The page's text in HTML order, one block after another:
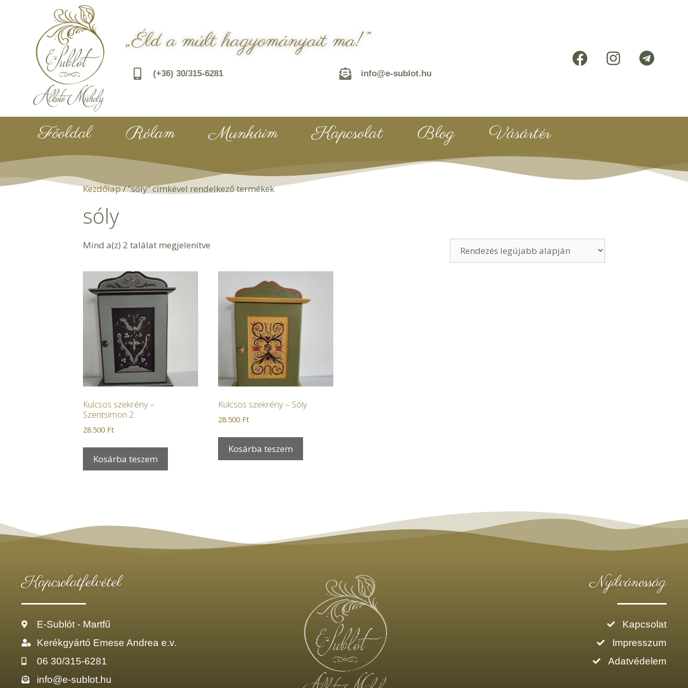
„Éld a múlt hagyományait ma!”
(+36) 30/315-6281 info@e-sublot.hu
Főoldal Rólam Munkáim Kapcsolat Blog Vásártér
Kezdőlap/ “sóly” címkével rendelkező termékek
sóly
Mind a(z) 2 találat megjelenítve
Kulcsos szekrény –
Szentsimon 2.
28.500 Ft
Kosárba teszem
Kulcsos szekrény – Sóly
28.500 Ft
Kosárba teszem
Kapcsolatfelvétel
E-Sublót - Martfű
Kerékgyártó Emese Andrea e.v.
06 30/315-6281
info@e-sublot.hu
Nyilvánosság
Kapcsolat
Impresszum
Adatvédelem